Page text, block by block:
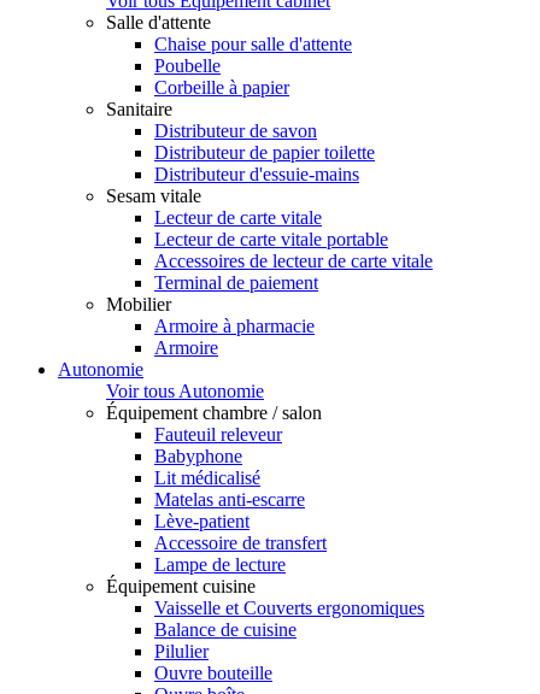
Salle d'attente
Chaise pour salle d'attente
Poubelle
Corbeille à papier
Sanitaire
Distributeur de savon
Distributeur de papier toilette
Distributeur d'essuie-mains
Sesam vitale
Lecteur de carte vitale
Lecteur de carte vitale portable
Accessoires de lecteur de carte vitale
Terminal de paiement
Mobilier
Armoire à pharmacie
Armoire
Autonomie
Voir tous Autonomie
Équipement chambre / salon
Fauteuil releveur
Babyphone
Lit médicalisé
Matelas anti-escarre
Lève-patient
Accessoire de transfert
Lampe de lecture
Équipement cuisine
Vaisselle et Couverts ergonomiques
Balance de cuisine
Pilulier
Ouvre bouteille